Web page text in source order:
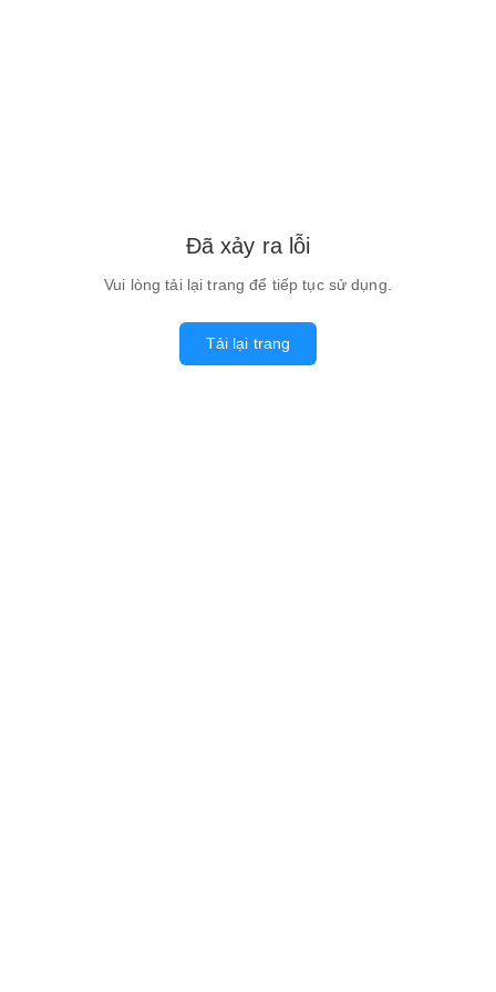
Đã xảy ra lỗi
Vui lòng tải lại trang để tiếp tục sử dụng.
Tải lại trang